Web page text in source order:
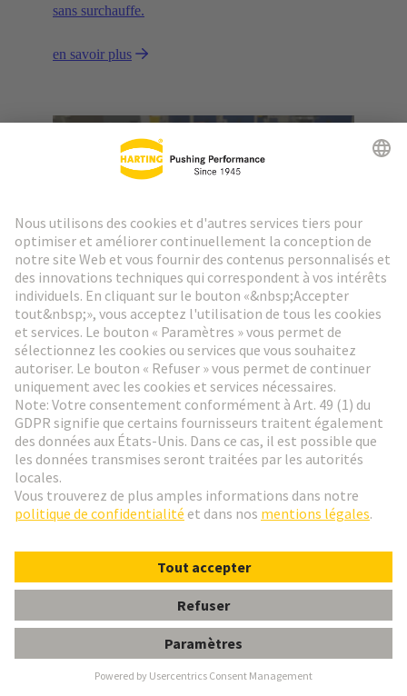
sans surchauffe.
en savoir plus
31 mars 2025 Produit
L'outil de sertissage
pneumatique HARTING ouvre
la voie au sertissage par contact
à haut volume
Au salon Hannover Messe 2025, HARTING
présente une nouvelle pince à sertir pneumatique
(référence 09 99 000 1010) pour les contacts Han®,
et établit de nouvelles normes industrielles.